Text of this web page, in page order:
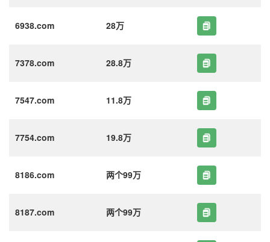
6938.com 28万
7378.com 28.8万
7547.com 11.8万
7754.com 19.8万
8186.com 两个99万
8187.com 两个99万